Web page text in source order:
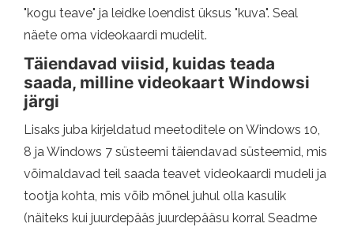
"kogu teave" ja leidke loendist üksus "kuva". Seal
näete oma videokaardi mudelit.
Täiendavad viisid, kuidas teada
saada, milline videokaart Windowsi
järgi
Lisaks juba kirjeldatud meetoditele on Windows 10,
8 ja Windows 7 süsteemi täiendavad süsteemid, mis
võimaldavad teil saada teavet videokaardi mudeli ja
tootja kohta, mis võib mõnel juhul olla kasulik
(näiteks kui juurdepääs juurdepääsu korral Seadme